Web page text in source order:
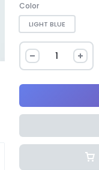
Color
LIGHT BLUE